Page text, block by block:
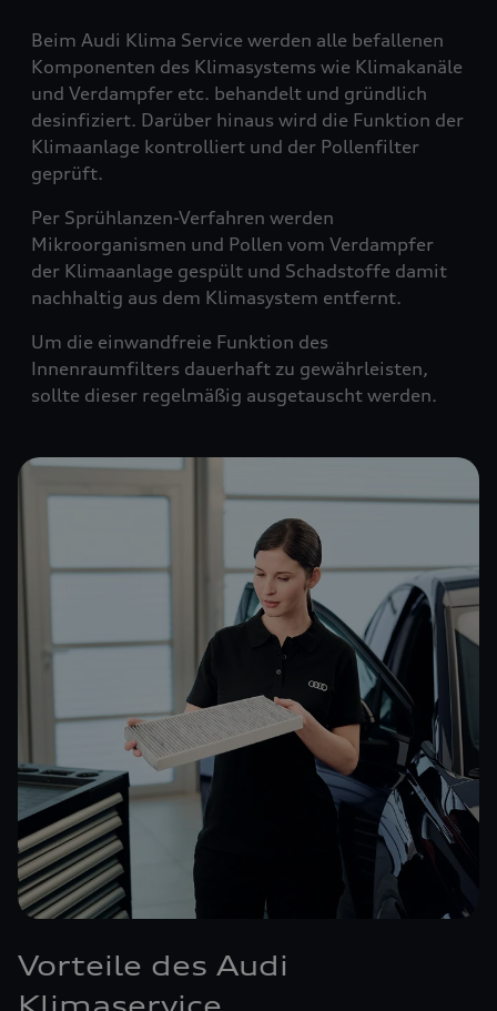
Beim Audi Klima Service werden alle befallenen
Komponenten des Klimasystems wie Klimakanäle
und Verdampfer etc. behandelt und gründlich
desinfiziert. Darüber hinaus wird die Funktion der
Klimaanlage kontrolliert und der Pollenfilter
geprüft.
Per Sprühlanzen-Verfahren werden
Mikroorganismen und Pollen vom Verdampfer
der Klimaanlage gespült und Schadstoffe damit
nachhaltig aus dem Klimasystem entfernt.
Um die einwandfreie Funktion des
Innenraumfilters dauerhaft zu gewährleisten,
sollte dieser regelmäßig ausgetauscht werden.
Vorteile des Audi